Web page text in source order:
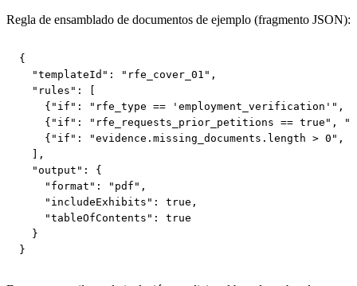
Regla de ensamblado de documentos de ejemplo (fragmento JSON):
{
  "templateId": "rfe_cover_01",
  "rules": [
{"if": "rfe_type == 'employment_verification'",
{"if": "rfe_requests_prior_petitions == true",
{"if": "evidence.missing_documents.length > 0",
  ],
  "output": {
    "format": "pdf",
    "includeExhibits": true,
    "tableOfContents": true
  }
}